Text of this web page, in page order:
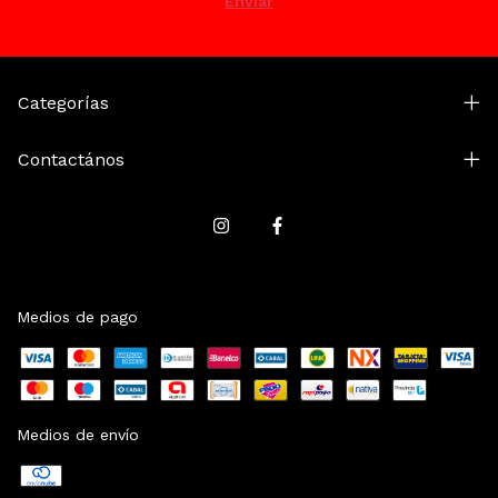
Categorías
Contactános
Medios de pago
Medios de envío